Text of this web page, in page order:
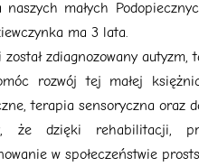
małych
ma 3 lata.
zdiagnozowany
rozwój tej małej
terapia sensoryczna oraz
że dzięki rehabilitacji,
w społeczeństwie